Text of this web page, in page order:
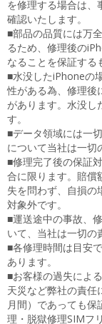
を修理する場合は、
確認いたします。
■部品の品質には万
るため、修理後の
なることを保証する
■水没したiPhoneの
性がある為、修理後
があります。水没し
す。
■データ領域には一
について当社は一切
■修理完了後の保証
合に限ります。賠償
失を問わず、自損の
対象外です。
■運送途中の事故、
いて、当社は一切の
■各修理時間は目安
あります。
■お客様の過失によ
天災など弊社の責任
月間）であっても
理・脱獄修理SIMフ